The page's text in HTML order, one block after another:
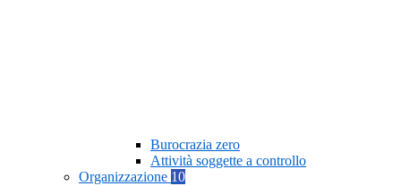
Burocrazia zero
Attività soggette a controllo
Organizzazione 10